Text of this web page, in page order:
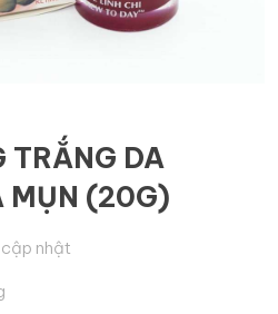
TRẮNG DA
MỤN (20G)
nhật